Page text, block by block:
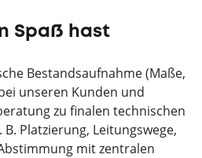
Spaß hast
Bestandsaufnahme (Maße,
unseren Kunden und
zu finalen technischen
Platzierung, Leitungswege,
mit zentralen